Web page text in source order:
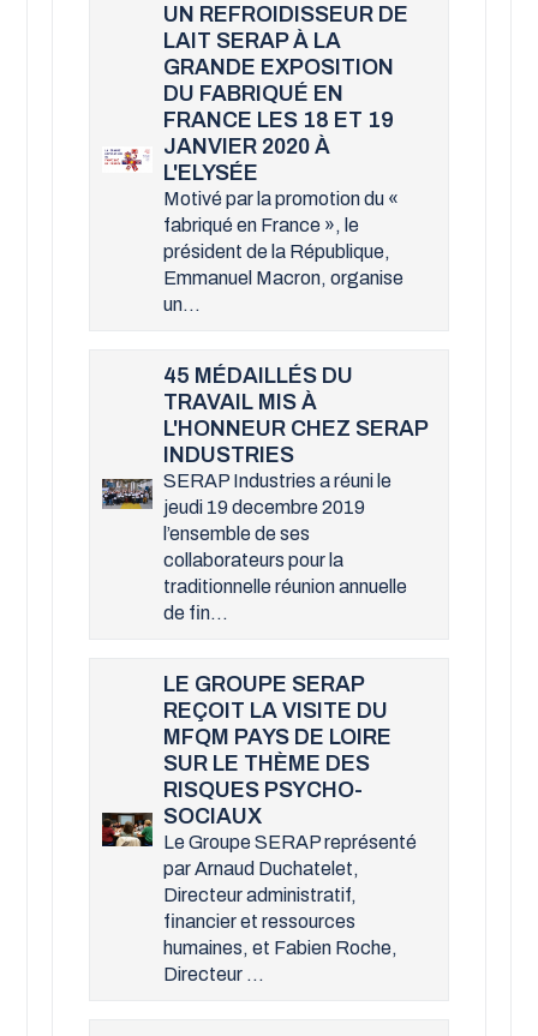
UN REFROIDISSEUR DE
LAIT SERAP À LA
GRANDE EXPOSITION
DU FABRIQUÉ EN
FRANCE LES 18 ET 19
JANVIER 2020 À
L'ELYSÉE
Motivé par la promotion du «
fabriqué en France », le
président de la République,
Emmanuel Macron, organise
un...
45 MÉDAILLÉS DU
TRAVAIL MIS À
L'HONNEUR CHEZ SERAP
INDUSTRIES
SERAP Industries a réuni le
jeudi 19 decembre 2019
l’ensemble de ses
collaborateurs pour la
traditionnelle réunion annuelle
de fin...
LE GROUPE SERAP
REÇOIT LA VISITE DU
MFQM PAYS DE LOIRE
SUR LE THÈME DES
RISQUES PSYCHO-
SOCIAUX
Le Groupe SERAP représenté
par Arnaud Duchatelet,
Directeur administratif,
financier et ressources
humaines, et Fabien Roche,
Directeur ...